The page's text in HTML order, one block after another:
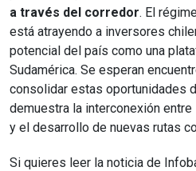
a través del corredor. El
está atrayendo a inversores
potencial del país como una
Sudamérica. Se esperan
consolidar estas oportunidades
demuestra la interconexión
y el desarrollo de nuevas rutas
Si quieres leer la noticia de